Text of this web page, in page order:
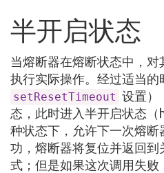
半开启状态
当熔断器在熔断状态中，
执行实际操作。经过适当的
setResetTimeout 设置）
态，此时进入半开启状态
种状态下，允许下一次熔
功，熔断器将复位并返回
式；但是如果这次调用失